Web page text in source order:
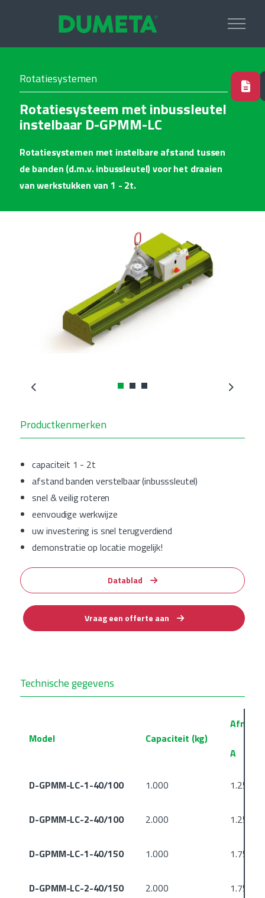
Rotatiesystemen
Rotatiesysteem met inbussleutel
instelbaar D-GPMM-LC
Rotatiesystemen met instelbare afstand tussen
de banden (d.m.v. inbussleutel) voor het draaien
van werkstukken van 1 - 2t.
Productkenmerken
capaciteit 1 - 2t
afstand banden verstelbaar (inbusssleutel)
snel & veilig roteren
eenvoudige werkwijze
uw investering is snel terugverdiend
demonstratie op locatie mogelijk!
Datablad
Vraag een offerte aan
Previous Next
Technische gegevens
Model Capaciteit (kg)
A
D-GPMM-LC-1-40/100 1.000 1.250
D-GPMM-LC-2-40/100 2.000 1.250
D-GPMM-LC-1-40/150 1.000 1.750
D-GPMM-LC-2-40/150 2.000 1.750